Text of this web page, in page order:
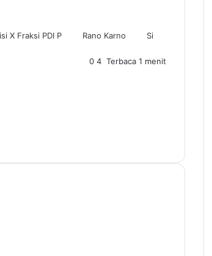
X Fraksi PDI P Rano Karno
Si
0 4 Terbaca 1 menit